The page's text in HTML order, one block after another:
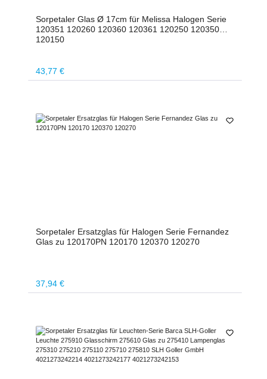
Sorpetaler Glas Ø 17cm für Melissa Halogen Serie
120351 120260 120360 120361 120250 120350
120150
Regulärer Preis:
43,77 €
Sorpetaler Ersatzglas für Halogen Serie Fernandez
Glas zu 120170PN 120170 120370 120270
Regulärer Preis:
37,94 €